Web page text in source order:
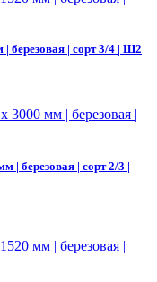
| сорт 3/4 | Ш2
березовая | сорт 2/3 |